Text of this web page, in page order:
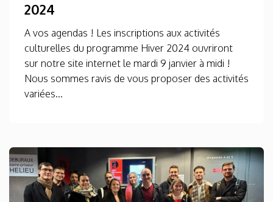
2024
A vos agendas ! Les inscriptions aux activités
culturelles du programme Hiver 2024 ouvriront
sur notre site internet le mardi 9 janvier à midi !
Nous sommes ravis de vous proposer des activités
variées...